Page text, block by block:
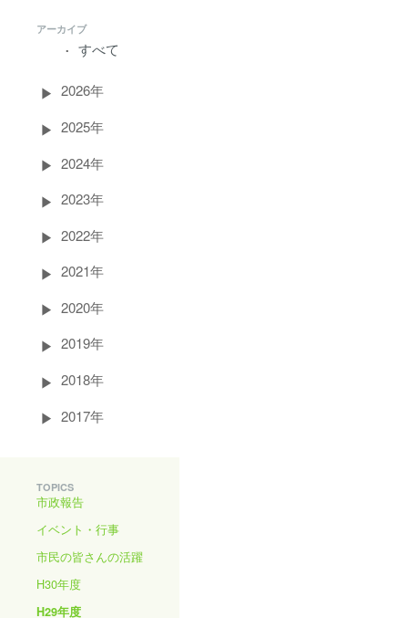
アーカイブ
すべて
2026年
2025年
2024年
2023年
2022年
2021年
2020年
2019年
2018年
2017年
TOPICS
市政報告
イベント・行事
市民の皆さんの活躍
H30年度
H29年度